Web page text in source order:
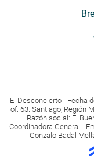
El Desconcierto - Fecha
of. 63. Santiago, Región
Razón social: El
Coordinadora General -
Gonzalo Badal